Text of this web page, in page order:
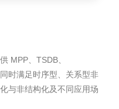
MPP、TSDB、
时满足时序型、关系型非
与非结构化及不同应用场